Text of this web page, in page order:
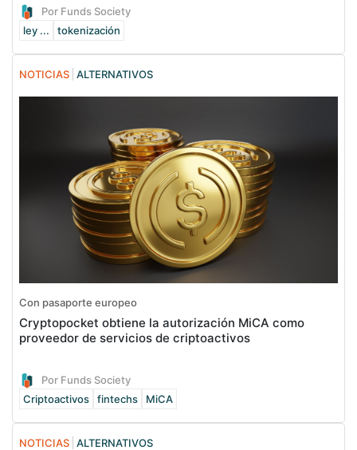
Por Funds Society
ley ...
tokenización
NOTICIAS ALTERNATIVOS
Con pasaporte europeo
Cryptopocket obtiene la autorización MiCA como
proveedor de servicios de criptoactivos
Por Funds Society
Criptoactivos
fintechs MiCA
NOTICIAS ALTERNATIVOS